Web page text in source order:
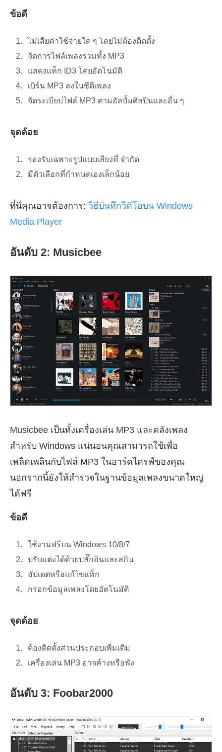
ข้อดี
ไม่เสียค่าใช้จ่ายใด ๆ โดยไม่ต้องติดตั้ง
จัดการไฟล์เพลงรวมทั้ง MP3
แสดงแท็ก ID3 โดยอัตโนมัติ
เบิร์น MP3 ลงในซีดีเพลง
จัดระเบียบไฟล์ MP3 ตามอัลบั้มศิลปินและอื่น ๆ
จุดด้อย
รองรับเฉพาะรูปแบบเสียงที่ จำกัด
มีตัวเลือกที่กำหนดเองเล็กน้อย
ที่นี่คุณอาจต้องการ: วิธีบันทึกวิดีโอบน Windows
Media Player
อันดับ 2: Musicbee
Musicbee เป็นทั้งเครื่องเล่น MP3 และคลังเพลง
สำหรับ Windows แน่นอนคุณสามารถใช้เพื่อ
เพลิดเพลินกับไฟล์ MP3 ในฮาร์ดไดรฟ์ของคุณ
นอกจากนี้ยังให้สำรวจในฐานข้อมูลเพลงขนาดใหญ่
ได้ฟรี
ข้อดี
ใช้งานฟรีบน Windows 10/8/7
ปรับแต่งได้ด้วยปลั๊กอินและสกิน
อัปเดตหรือแก้ไขแท็ก
กรอกข้อมูลเพลงโดยอัตโนมัติ
จุดด้อย
ต้องติดตั้งส่วนประกอบเพิ่มเติม
เครื่องเล่น MP3 อาจค้างหรือพัง
อันดับ 3: Foobar2000